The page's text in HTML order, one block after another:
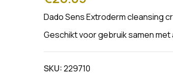
Dado Sens Extroderm cleansing
Geschikt voor gebruik samen
SKU:229710